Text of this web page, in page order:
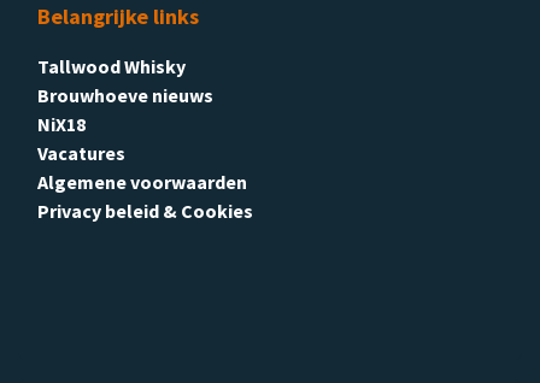
Belangrijke links
Tallwood Whisky
Brouwhoeve nieuws
NiX18
Vacatures
Algemene voorwaarden
Privacy beleid & Cookies